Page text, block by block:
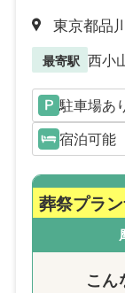
東京都品
最寄駅 西小
駐車場あ
宿泊可能
葬祭プラ
こん